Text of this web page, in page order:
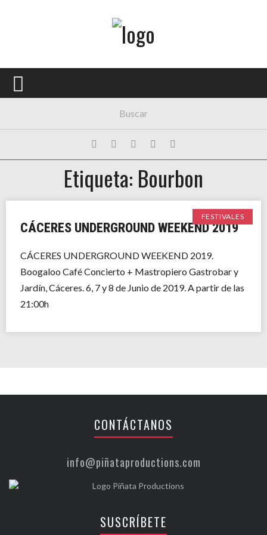
PORTADA
FESTIVALES
EXPOSICIONES
HISTORIAS
Etiqueta: Bourbon
FESTIVALES
CÁCERES UNDERGROUND WEEKEND 2019
CÁCERES UNDERGROUND WEEKEND 2019.
Boogaloo Café Concierto + Mastropiero Gastrobar y
Jardín, Cáceres. 6, 7 y 8 de Junio de 2019. A partir de las
21:00h
CONTÁCTANOS
info@piñataproductions.com
SUSCRÍBETE